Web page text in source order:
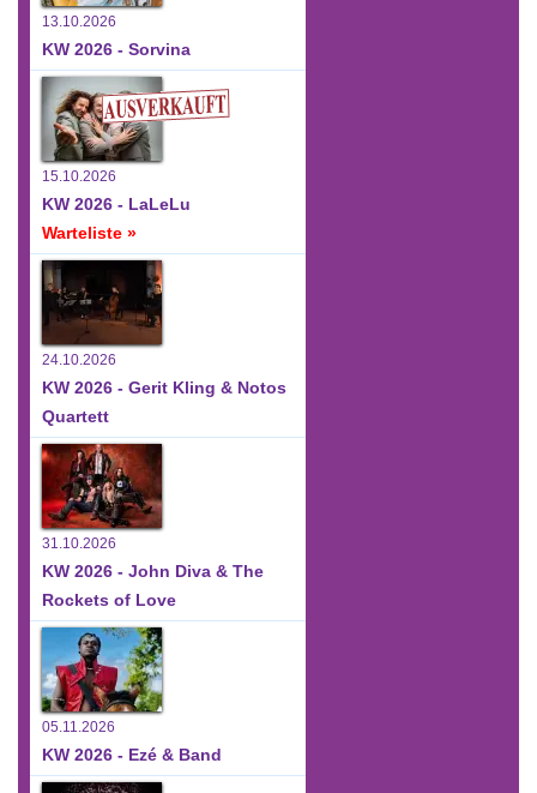
13.10.2026
KW 2026 - Sorvina
15.10.2026
KW 2026 - LaLeLu
Warteliste »
24.10.2026
KW 2026 - Gerit Kling & Notos
Quartett
31.10.2026
KW 2026 - John Diva & The
Rockets of Love
05.11.2026
KW 2026 - Ezé & Band